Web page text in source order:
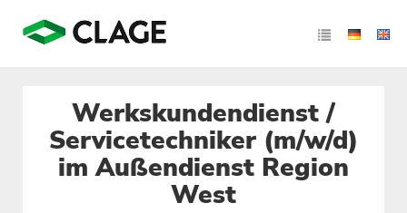
Werkskundendienst /
Servicetechniker (m/w/d)
im Außendienst Region
West